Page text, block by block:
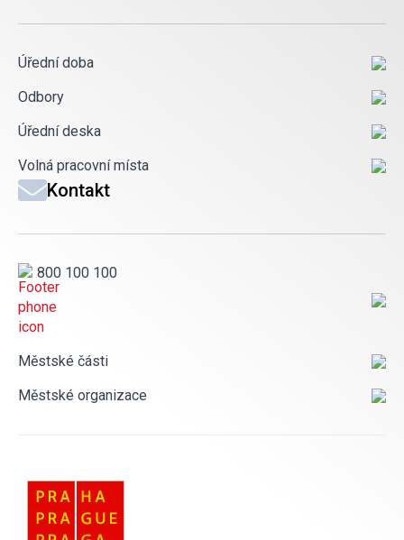
Úřední doba
Odbory
Úřední deska
Volná pracovní místa
Kontakt
800 100 100
Městské části
Městské organizace